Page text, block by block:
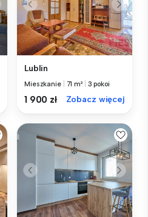
Lublin
Mieszkanie 71 m² 3 pokoi
1 900 zł Zobacz więcej